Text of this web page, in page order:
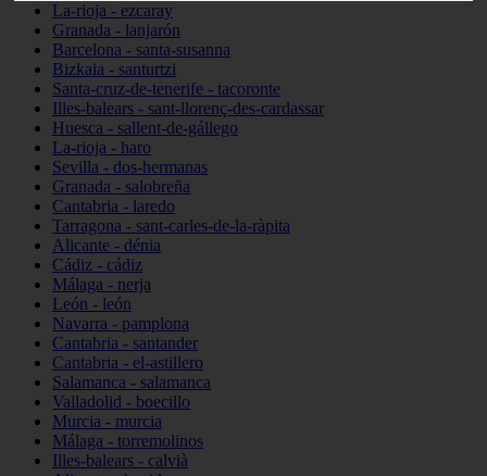
La-rioja - ezcaray
Granada - lanjarón
Barcelona - santa-susanna
Bizkaia - santurtzi
Santa-cruz-de-tenerife - tacoronte
Illes-balears - sant-llorenç-des-cardassar
Huesca - sallent-de-gállego
La-rioja - haro
Sevilla - dos-hermanas
Granada - salobreña
Cantabria - laredo
Tarragona - sant-carles-de-la-ràpita
Alicante - dénia
Cádiz - cádiz
Málaga - nerja
León - león
Navarra - pamplona
Cantabria - santander
Cantabria - el-astillero
Salamanca - salamanca
Valladolid - boecillo
Murcia - murcia
Málaga - torremolinos
Illes-balears - calvià